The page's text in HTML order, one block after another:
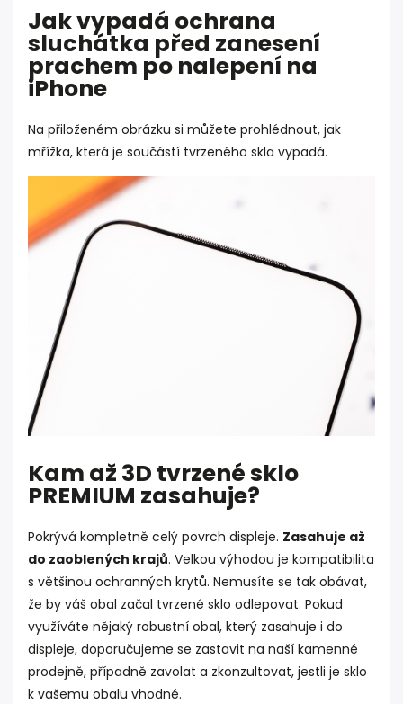
Jak vypadá ochrana
sluchátka před zanesení
prachem po nalepení na
iPhone
Na přiloženém obrázku si můžete prohlédnout, jak
mřížka, která je součástí tvrzeného skla vypadá.
Kam až 3D tvrzené sklo
PREMIUM zasahuje?
Pokrývá kompletně celý povrch displeje. Zasahuje až
do zaoblených krajů. Velkou výhodou je kompatibilita
s většinou ochranných krytů. Nemusíte se tak obávat,
že by váš obal začal tvrzené sklo odlepovat. Pokud
využíváte nějaký robustní obal, který zasahuje i do
displeje, doporučujeme se zastavit na naší kamenné
prodejně, případně zavolat a zkonzultovat, jestli je sklo
k vašemu obalu vhodné.